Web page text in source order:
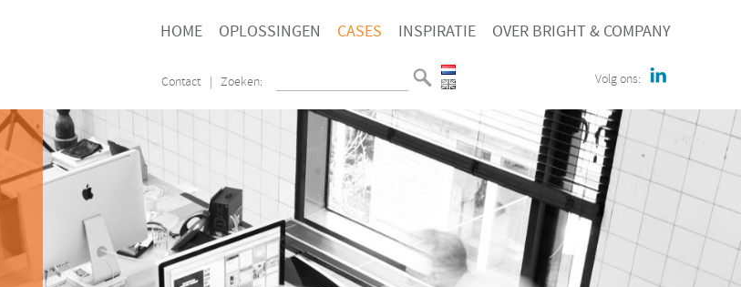
HOME OPLOSSINGEN CASES INSPIRATIE OVER BRIGHT & COMPANY
Contact | Zoeken: Volg ons: